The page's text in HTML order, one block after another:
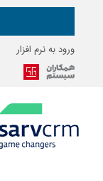
ورود به نرم افزار